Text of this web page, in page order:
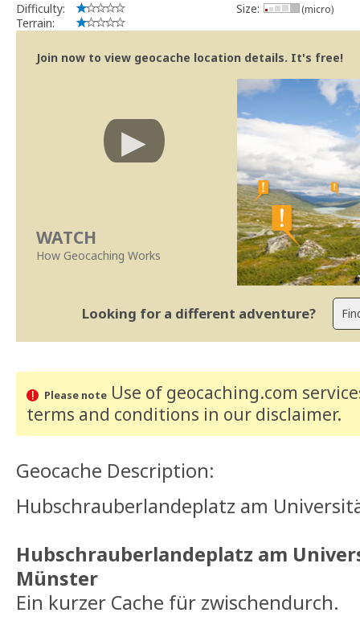
Difficulty:
Terrain:
Size: (micro)
Join now to view geocache location details. It's free!
WATCH
How Geocaching Works
Looking for a different adventure?
Please noteUse of geocaching.com
terms and conditions in our disclaimer.
Geocache Description:
Hubschrauberlandeplatz am
Hubschrauberlandeplatz am
Münster
Ein kurzer Cache für zwischendurch.